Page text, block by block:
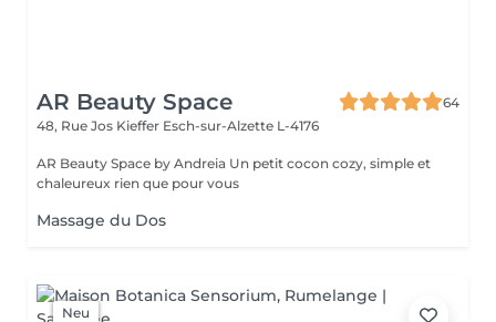
AR Beauty Space
64
48, Rue Jos Kieffer Esch-sur-Alzette L-4176
AR Beauty Space by Andreia Un petit cocon cozy, simple et
chaleureux rien que pour vous
Massage du Dos
Neu